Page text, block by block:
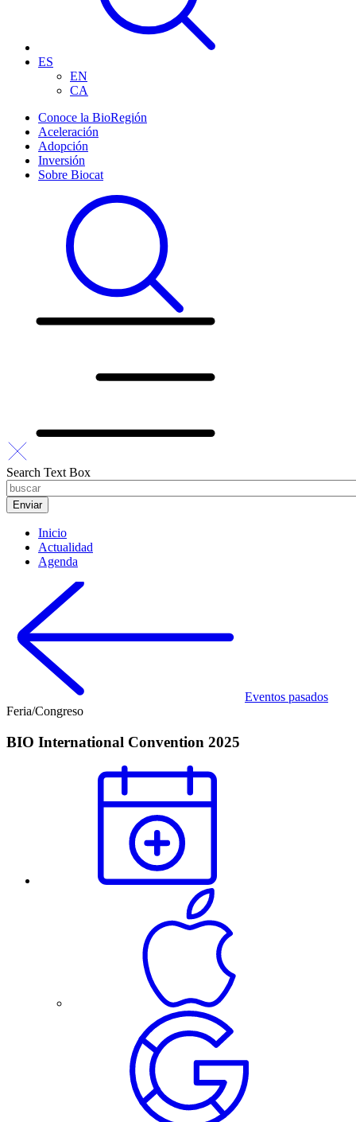
ES
EN
CA
Conoce la BioRegión
Aceleración
Adopción
Inversión
Sobre Biocat
Search Text Box
Inicio
Actualidad
Agenda
Eventos pasados
Feria/Congreso
BIO International Convention 2025